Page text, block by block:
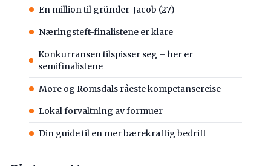
En million til gründer-Jacob (27)
Næringsteft-finalistene er klare
Konkurransen tilspisser seg – her er
semifinalistene
Møre og Romsdals råeste kompetansereise
Lokal forvaltning av formuer
Din guide til en mer bærekraftig bedrift